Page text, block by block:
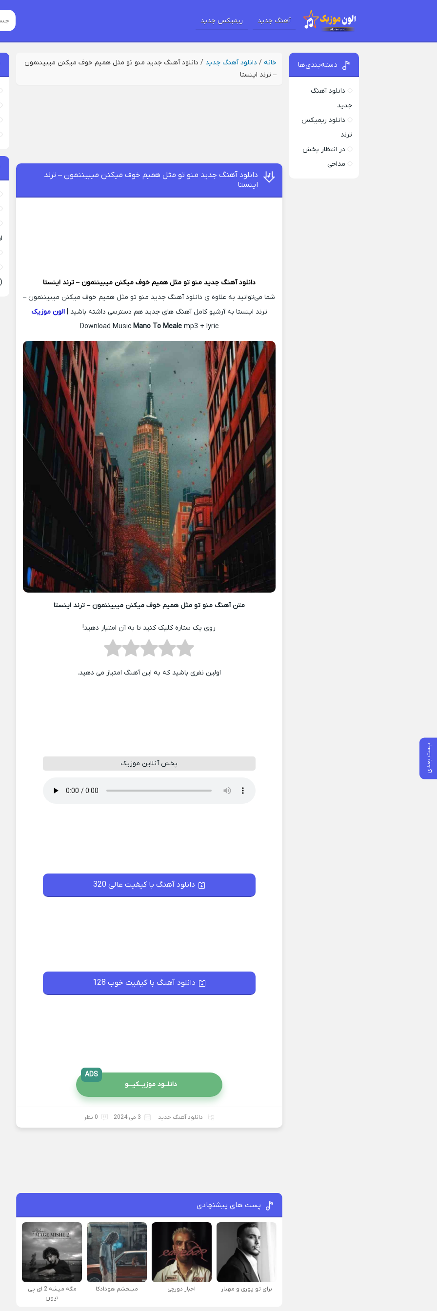
آهنگ جدید ریمیکس جدید
خانه / دانلود آهنگ جدید / دانلود آهنگ جدید منو تو مثل همیم خوف میکنن میبیننمون
– ترند اینستا
پست بعدی
دانلود آهنگ جدید منو تو مثل همیم خوف میکنن میبیننمون – ترند
اینستا
دانلود آهنگ جدید منو تو مثل همیم خوف میکنن میبیننمون – ترند اینستا
شما می‌توانید به علاوه ی دانلود آهنگ جدید منو تو مثل همیم خوف میکنن میبیننمون –
ترند اینستا به آرشیو کامل آهنگ های جدید هم دسترسی داشته باشید |الون موزیک
Download Music Mano To Meale mp3 + lyric
متن آهنگ منو تو مثل همیم خوف میکنن میبیننمون – ترند اینستا
روی یک ستاره کلیک کنید تا به آن امتیاز دهید!
اولین نفری باشید که به این آهنگ امتیاز می دهید.
پخش آنلاین موزیک
دانلود آهنگ با کیفیت عالی 320
دانلود آهنگ با کیفیت خوب 128
دانلــود موزیــکیـــو
ADS
دانلود آهنگ جدید 3 می 2024 0 نظر
پست های پیشنهادی
برای تو پوری و مهیار اجبار دورچی میبخشم هودادکا
مگه میشه 2 ای پی
تیون
دسته‌بندی‌ها
دانلود آهنگ
جدید
دانلود ریمیکس
ترند
در انتظار پخش
مداحی